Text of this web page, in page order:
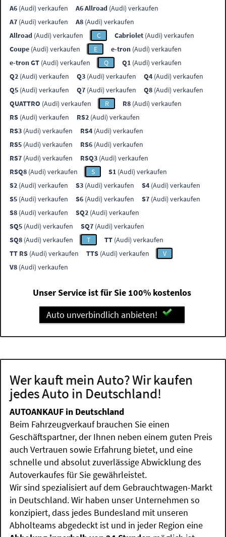
A6 (Audi) verkaufen A6 Allroad (Audi) verkaufen
A7 (Audi) verkaufen A8 (Audi) verkaufen
Allroad (Audi) verkaufen C Cabriolet (Audi) verkaufen
Coupe (Audi) verkaufen E e-tron (Audi) verkaufen
e-tron GT (Audi) verkaufen Q Q1 (Audi) verkaufen
Q2 (Audi) verkaufen Q3 (Audi) verkaufen Q4 (Audi) verkaufen
Q5 (Audi) verkaufen Q7 (Audi) verkaufen Q8 (Audi) verkaufen
QUATTRO (Audi) verkaufen R R8 (Audi) verkaufen
RS (Audi) verkaufen RS2 (Audi) verkaufen
RS3 (Audi) verkaufen RS4 (Audi) verkaufen
RS5 (Audi) verkaufen RS6 (Audi) verkaufen
RS7 (Audi) verkaufen RSQ3 (Audi) verkaufen
RSQ8 (Audi) verkaufen S S1 (Audi) verkaufen
S2 (Audi) verkaufen S3 (Audi) verkaufen S4 (Audi) verkaufen
S5 (Audi) verkaufen S6 (Audi) verkaufen S7 (Audi) verkaufen
S8 (Audi) verkaufen SQ2 (Audi) verkaufen
SQ5 (Audi) verkaufen SQ7 (Audi) verkaufen
SQ8 (Audi) verkaufen T TT (Audi) verkaufen
TT RS (Audi) verkaufen TTS (Audi) verkaufen
V
V8 (Audi) verkaufen
Unser Service ist für Sie 100% kostenlos
Auto unverbindlich anbieten!
Wer kauft mein Auto? Wir kaufen
jedes Auto in Deutschland!
AUTOANKAUF in Deutschland
Beim Fahrzeugverkauf brauchen Sie einen
Geschäftspartner, der Ihnen neben einem guten Preis
auch Vertrauen sowie Erfahrung bietet, und eine
schnelle und absolut zuverlässige Abwicklung des
Autoverkaufes für Sie gewährleistet.
Wir sind spezialisiert auf dem Gebrauchtwagen-Markt
in Deutschland. Wir haben unser Unternehmen so
konzipiert, dass jedes Bundesland mit unseren
Abholteams abgedeckt ist und in jeder Region eine